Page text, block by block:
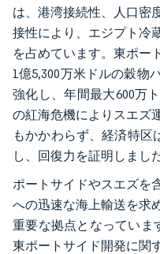
は、港湾接続性、人口密
接性により、エジプト冷
を占めています。東ポー
1億5,300万米ドルの穀物
強化し、年間最大600万
の紅海危機によりスエズ
もかかわらず、経済特区
し、回復力を証明しました
ポートサイドやスエズを
への迅速な海上輸送を求
重要な拠点となっていま
東ポートサイド開発に関